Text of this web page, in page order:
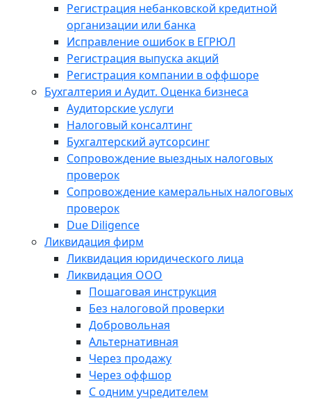
Регистрация небанковской кредитной
организации или банка
Исправление ошибок в ЕГРЮЛ
Регистрация выпуска акций
Регистрация компании в оффшоре
Бухгалтерия и Аудит. Оценка бизнеса
Аудиторские услуги
Налоговый консалтинг
Бухгалтерский аутсорсинг
Сопровождение выездных налоговых
проверок
Сопровождение камеральных налоговых
проверок
Due Diligence
Ликвидация фирм
Ликвидация юридического лица
Ликвидация ООО
Пошаговая инструкция
Без налоговой проверки
Добровольная
Альтернативная
Через продажу
Через оффшор
С одним учредителем